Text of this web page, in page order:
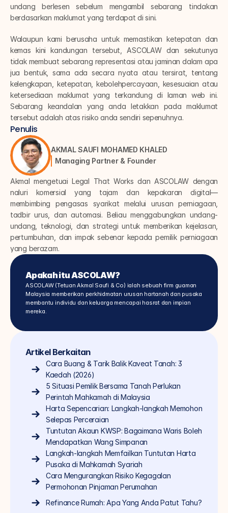
undang berlesen sebelum mengambil sebarang tindakan
berdasarkan maklumat yang terdapat di sini.
Walaupun kami berusaha untuk memastikan ketepatan dan
kemas kini kandungan tersebut, ASCOLAW dan sekutunya
tidak membuat sebarang representasi atau jaminan dalam apa
jua bentuk, sama ada secara nyata atau tersirat, tentang
kelengkapan, ketepatan, kebolehpercayaan, kesesuaian atau
ketersediaan maklumat yang terkandung di laman web ini.
Sebarang keandalan yang anda letakkan pada maklumat
tersebut adalah atas risiko anda sendiri sepenuhnya.
Penulis
AKMAL SAUFI MOHAMED KHALED
Managing Partner & Founder
Akmal mengetuai Legal That Works dan ASCOLAW dengan
naluri komersial yang tajam dan kepakaran digital—
membimbing pengasas syarikat melalui urusan perniagaan,
tadbir urus, dan automasi. Beliau menggabungkan undang-
undang, teknologi, dan strategi untuk memberikan kejelasan,
pertumbuhan, dan impak sebenar kepada pemilik perniagaan
yang berazam.
Apakah itu ASCOLAW?
ASCOLAW (Tetuan Akmal Saufi & Co) ialah sebuah firm guaman
Malaysia memberikan perkhidmatan urusan hartanah dan pusaka
membantu individu dan keluarga mencapai hasrat dan impian
mereka.
Artikel Berkaitan
Cara Buang & Tarik Balik Kaveat Tanah: 3
Kaedah (2026)
5 Situasi Pemilik Bersama Tanah Perlukan
Perintah Mahkamah di Malaysia
Harta Sepencarian: Langkah-langkah Memohon
Selepas Perceraian
Tuntutan Akaun KWSP: Bagaimana Waris Boleh
Mendapatkan Wang Simpanan
Langkah-langkah Memfailkan Tuntutan Harta
Pusaka di Mahkamah Syariah
Cara Mengurangkan Risiko Kegagalan
Permohonan Pinjaman Perumahan
Refinance Rumah: Apa Yang Anda Patut Tahu?